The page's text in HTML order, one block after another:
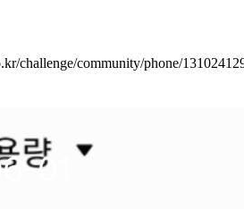
challenge/community/phone/